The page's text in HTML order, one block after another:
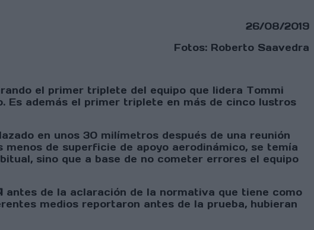
26/08/2019
Fotos: Roberto Saavedra
el primer triplete del equipo que lidera Tommi
Es además el primer triplete en más de cinco lustros
en unos 30 milímetros después de una reunión
de superficie de apoyo aerodinámico, se temía
sino que a base de no cometer errores el equipo
antes de la aclaración de la normativa que tiene como
medios reportaron antes de la prueba, hubieran